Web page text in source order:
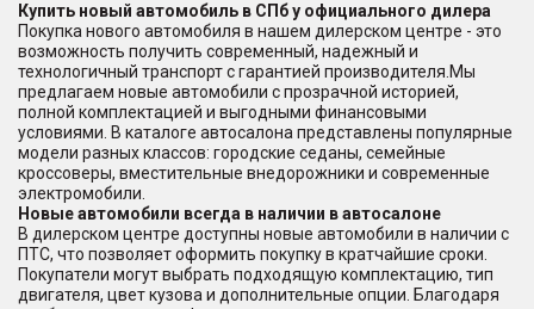
Купить новый автомобиль в СПб у официального дилера
Покупка нового автомобиля в нашем дилерском центре - это
возможность получить современный, надежный и
технологичный транспорт с гарантией производителя.Мы
предлагаем новые автомобили с прозрачной историей,
полной комплектацией и выгодными финансовыми
условиями. В каталоге автосалона представлены популярные
модели разных классов: городские седаны, семейные
кроссоверы, вместительные внедорожники и современные
электромобили.
Новые автомобили всегда в наличии в автосалоне
В дилерском центре доступны новые автомобили в наличии с
ПТС, что позволяет оформить покупку в кратчайшие сроки.
Покупатели могут выбрать подходящую комплектацию, тип
двигателя, цвет кузова и дополнительные опции. Благодаря